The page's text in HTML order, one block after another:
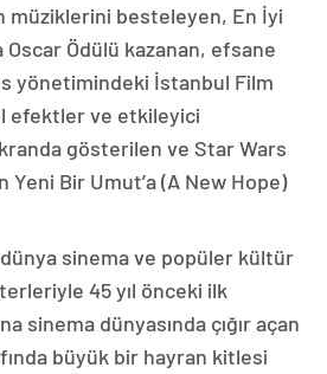
müziklerini besteleyen, En İyi
Oscar Ödülü kazanan, efsane
yönetimindeki İstanbul Film
efektler ve etkileyici
gösterilen ve Star Wars
Bir Umut’a (A New Hope)
sinema ve popüler kültür
45 yıl önceki ilk
sinema dünyasında çığır açan
büyük bir hayran kitlesi